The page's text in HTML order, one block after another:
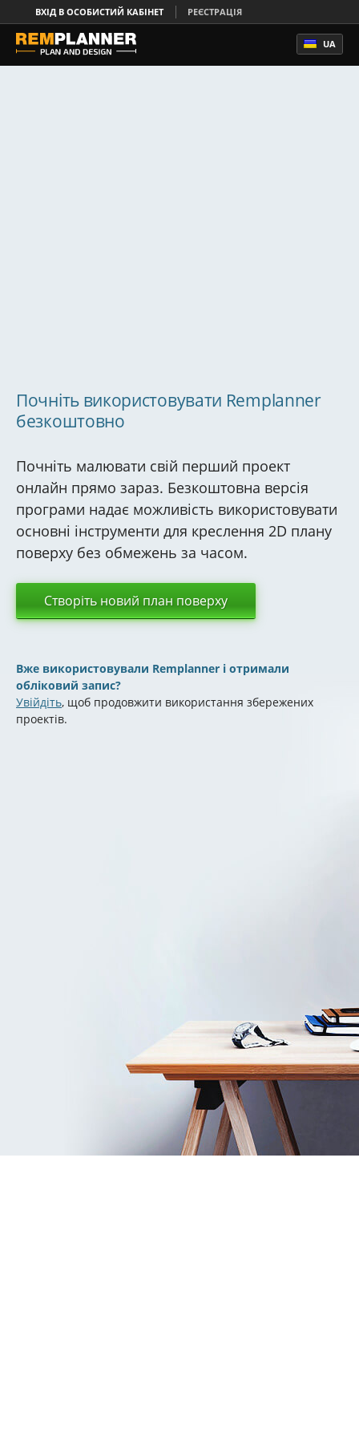
ВХІД В ОСОБИСТИЙ КАБІНЕТ РЕЄСТРАЦІЯ
UA
Почніть використовувати Remplanner
безкоштовно
Почніть малювати свій перший проект
онлайн прямо зараз. Безкоштовна версія
програми надає можливість використовувати
основні інструменти для креслення 2D плану
поверху без обмежень за часом.
Створіть новий план поверху
Вже використовували Remplanner і отримали
обліковий запис?
Увійдіть, щоб продовжити використання збережених
проектів.